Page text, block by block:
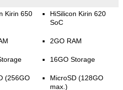
Kirin 650
(256GO
HiSilicon Kirin 620
SoC
2GO RAM
16GO Storage
MicroSD (128GO
max.)